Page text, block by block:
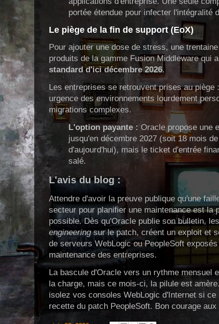
portée étendue pour infecter l'intégralité
Le piège de la fin de support (EoX)
Pour ajouter une dose de stress, une
produits de la gamme Fusion Middleware qui
standard d'ici décembre 2026.
Les entreprises se retrouvent prises au piège
urgence des environnements lourdement
migrations complexes.
L'option payante : Oracle propose une
jusqu'en décembre 2027 (soit 18 mois
d'aujourd'hui), mais le ticket d'entrée
salé.
L'avis du blog :
Attendre d'avoir la preuve publique qu'une
secteur pour planifier une maintenance est la
possible. Dès qu'Oracle publie son bulletin,
engineeringsur le patch, créent un exploit et
de serveurs WebLogic ou PeopleSoft
maintenance des entreprises.
La bascule d'Oracle vers un rythme mensuel
la charge, mais ce mois-ci, la pilule est
isolez vos consoles WebLogic d'Internet si
recette du patch PeopleSoft. Bon courage